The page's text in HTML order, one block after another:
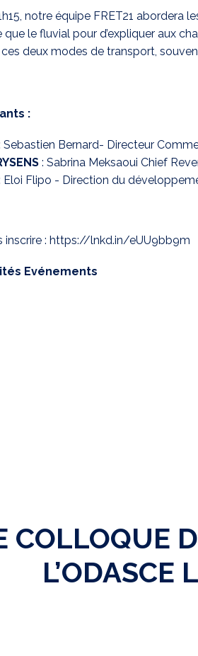
notre équipe FRET21 abordera
que le fluvial pour d’expliquer aux
deux modes de transport,
:
Sebastien Bernard- Directeur
: Sabrina Meksaoui Chief
Eloi Flipo - Direction du
inscrire : https://lnkd.in/eUU9bb9m
Evénements
COLLOQUE
L’ODASCE